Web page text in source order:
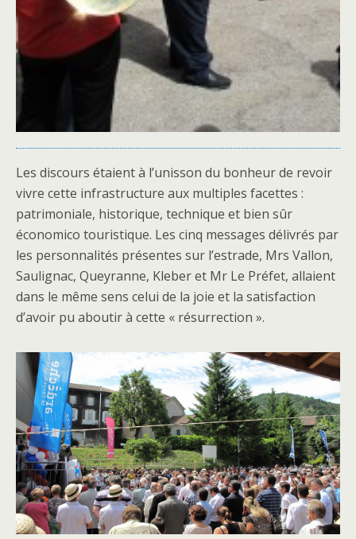
Les discours étaient à l’unisson du bonheur de revoir
vivre cette infrastructure aux multiples facettes :
patrimoniale, historique, technique et bien sûr
économico touristique. Les cinq messages délivrés par
les personnalités présentes sur l’estrade, Mrs Vallon,
Saulignac, Queyranne, Kleber et Mr Le Préfet, allaient
dans le même sens celui de la joie et la satisfaction
d’avoir pu aboutir à cette « résurrection ».